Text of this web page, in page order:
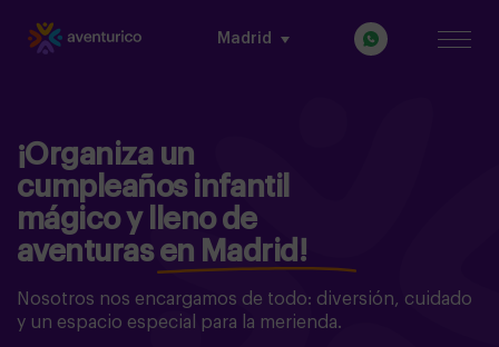
Madrid
¡Organiza un
cumpleaños infantil
mágico y lleno de
aventuras en Madrid!
Nosotros nos encargamos de todo: diversión, cuidado
y un espacio especial para la merienda.